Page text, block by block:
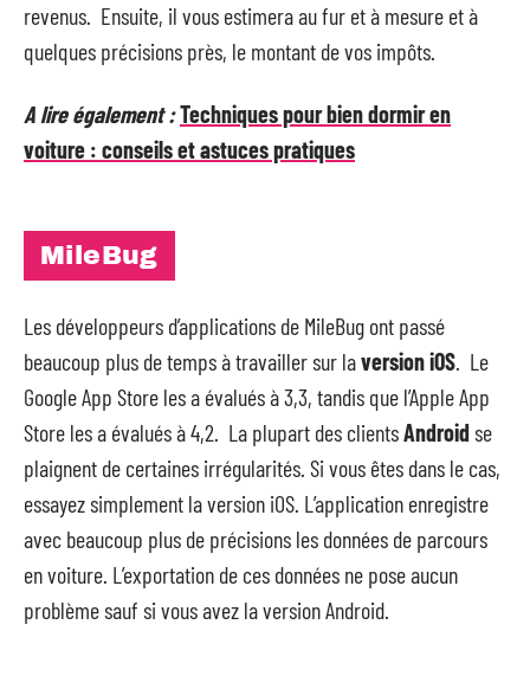
revenus. Ensuite, il vous estimera au fur et à mesure et à
quelques précisions près, le montant de vos impôts.
A lire également :Techniques pour bien dormir en
voiture : conseils et astuces pratiques
MileBug
Les développeurs d’applications de MileBug ont passé
beaucoup plus de temps à travailler sur laversion iOS . Le
Google App Store les a évalués à 3,3, tandis que l’Apple App
Store les a évalués à 4,2. La plupart des clientsAndroidse
plaignent de certaines irrégularités. Si vous êtes dans le cas,
essayez simplement la version iOS. L’application enregistre
avec beaucoup plus de précisions les données de parcours
en voiture. L’exportation de ces données ne pose aucun
problème sauf si vous avez la version Android.